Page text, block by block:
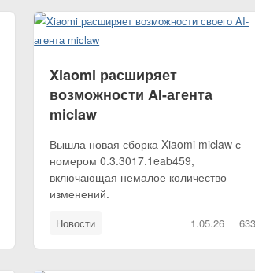
Xiaomi расширяет
возможности AI-агента
miclaw
Вышла новая сборка Xiaomi miclaw с
номером 0.3.3017.1eab459,
включающая немалое количество
изменений.
Новости 1.05.26